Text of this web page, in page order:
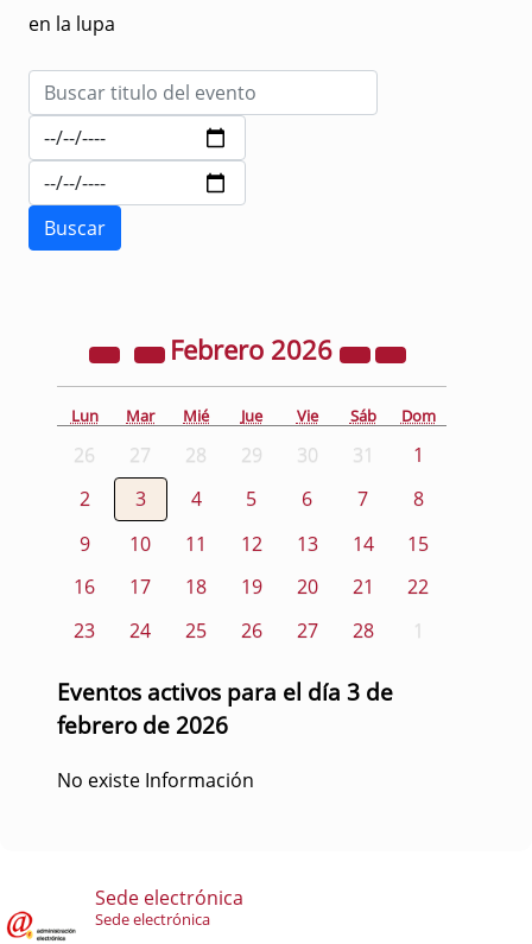
en la lupa
Febrero 2026
Lun Mar Mié Jue Vie Sáb Dom
26 27 28 29 30 31
1
2
3 4 5 6 7
8
9
10 11 12 13 14
15
16
17 18 19 20 21
22
23
24 25 26 27 28 1
Eventos activos para el día 3 de
febrero de 2026
No existe Información
Sede electrónica
Sede electrónica